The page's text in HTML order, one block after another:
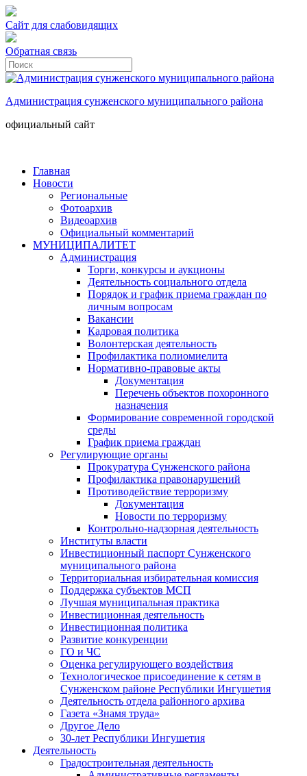
Сайт для слабовидящих
Обратная связь
Администрация сунженского муниципального района
официальный сайт
Главная
Новости
Региональные
Фотоархив
Видеоархив
Официальный комментарий
МУНИЦИПАЛИТЕТ
Администрация
Торги, конкурсы и аукционы
Деятельность социального отдела
Порядок и график приема граждан по
личным вопросам
Вакансии
Кадровая политика
Волонтерская деятельность
Профилактика полиомиелита
Нормативно-правовые акты
Документация
Перечень объектов похоронного
назначения
Формирование современной городской
среды
График приема граждан
Регулирующие органы
Прокуратура Сунженского района
Профилактика правонарушений
Противодействие терроризму
Документация
Новости по терроризму
Контрольно-надзорная деятельность
Институты власти
Инвестиционный паспорт Сунженского
муниципального района
Территориальная избирательная комиссия
Поддержка субъектов МСП
Лучшая муниципальная практика
Инвестиционная деятельность
Инвестиционная политика
Развитие конкуренции
ГО и ЧС
Оценка регулирующего воздействия
Технологическое присоединение к сетям в
Сунженском районе Республики Ингушетия
Деятельность отдела районного архива
Газета «Знамя труда»
Другое Дело
30-лет Республики Ингушетия
Деятельность
Градостроительная деятельность